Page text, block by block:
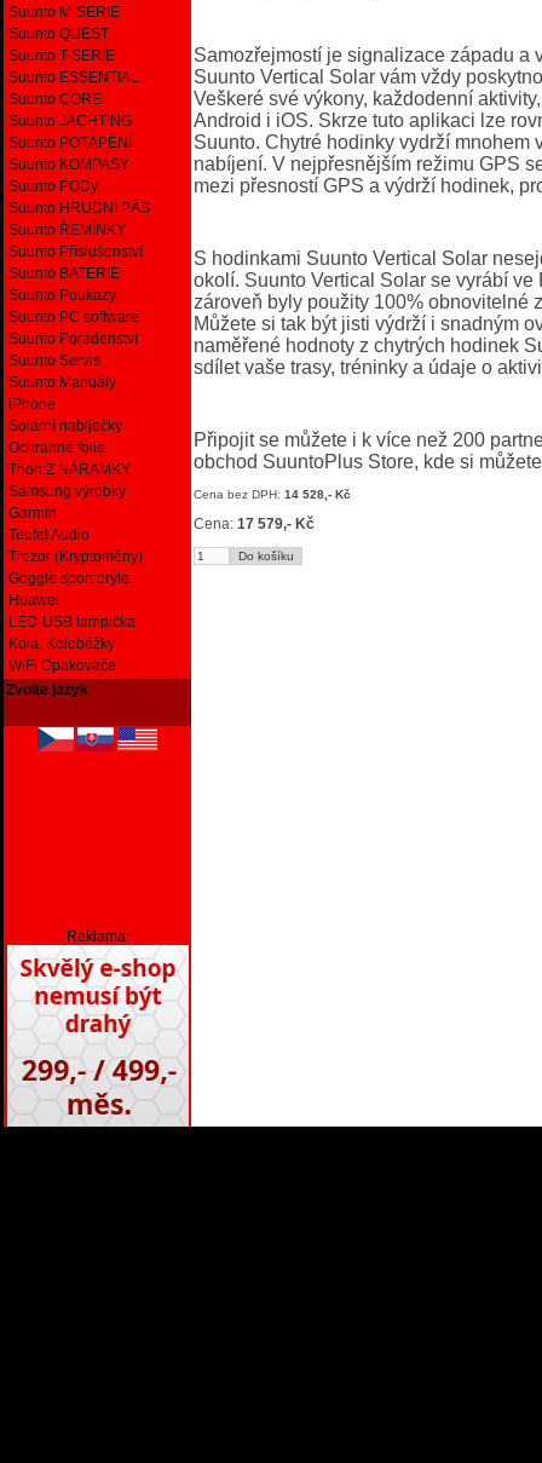
Suunto M-SERIE
Suunto QUEST
Suunto T-SERIE
Suunto ESSENTIAL
Suunto CORE
Suunto JACHTING
Suunto POTÁPĚNÍ
Suunto KOMPASY
Suunto PODy
Suunto HRUDNÍ PÁS
Suunto ŘEMÍNKY
Suunto Příslušenství
Suunto BATERIE
Suunto Poukazy
Suunto PC software
Suunto Poradenství
Suunto Servis
Suunto Manuály
iPhone
Solární nabiječky
Ochranné folie
Trion:Z NÁRAMKY
Samsung výrobky
Garmin
Teufel Audio
Trezor (Kryptoměny)
Goggle sport brýle
Huawei
LED-USB lampička
Kola, Koloběžky
WiFi Opakovače
Zvolte jazyk
Reklama:
Samozřejmostí je signalizace západu a
Suunto Vertical Solar vám vždy
Veškeré své výkony, každodenní
Android i iOS. Skrze tuto aplikaci lze
Suunto. Chytré hodinky vydrží
nabíjení. V nejpřesnějším režimu GPS
mezi přesností GPS a výdrží hodinek,
S hodinkami Suunto Vertical Solar
okolí. Suunto Vertical Solar se vyrábí
zároveň byly použity 100% obnovitelné
Můžete si tak být jisti výdrží i snadným
naměřené hodnoty z chytrých hodinek
sdílet vaše trasy, tréninky a údaje o
Připojit se můžete i k více než 200
obchod SuuntoPlus Store, kde si
Cena bez DPH: 14 528,- Kč
Cena: 17 579,- Kč